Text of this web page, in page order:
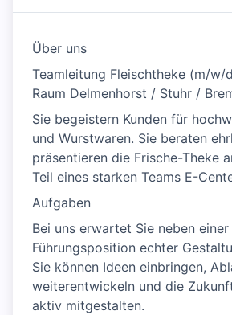
Über uns
Teamleitung Fleischtheke (m/w/
Raum Delmenhorst / Stuhr /
Sie begeistern Kunden für
und Wurstwaren. Sie beraten
präsentieren die Frische-Theke
Teil eines starken Teams E-
Aufgaben
Bei uns erwartet Sie neben einer
Führungsposition echter
Sie können Ideen einbringen,
weiterentwickeln und die
aktiv mitgestalten.